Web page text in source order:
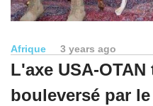
Afrique 3 years ago
L'axe USA-
bouleversé par